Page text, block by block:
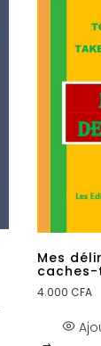
Mes
caches-
4.000 CFA